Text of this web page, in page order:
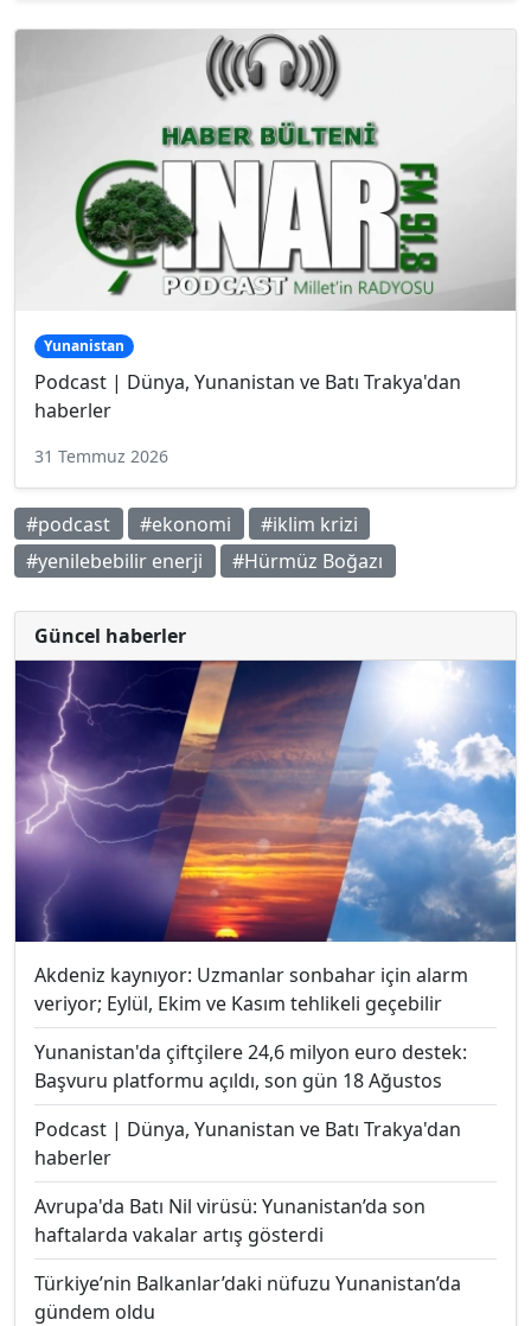
Yunanistan
Podcast | Dünya, Yunanistan ve Batı Trakya'dan
haberler
31 Temmuz 2026
#podcast #ekonomi
#iklim krizi
#yenilebebilir enerji
#Hürmüz Boğazı
Güncel haberler
Akdeniz kaynıyor: Uzmanlar sonbahar için alarm
veriyor; Eylül, Ekim ve Kasım tehlikeli geçebilir
Yunanistan'da çiftçilere 24,6 milyon euro destek:
Başvuru platformu açıldı, son gün 18 Ağustos
Podcast | Dünya, Yunanistan ve Batı Trakya'dan
haberler
Avrupa'da Batı Nil virüsü: Yunanistan’da son
haftalarda vakalar artış gösterdi
Türkiye’nin Balkanlar’daki nüfuzu Yunanistan’da
gündem oldu